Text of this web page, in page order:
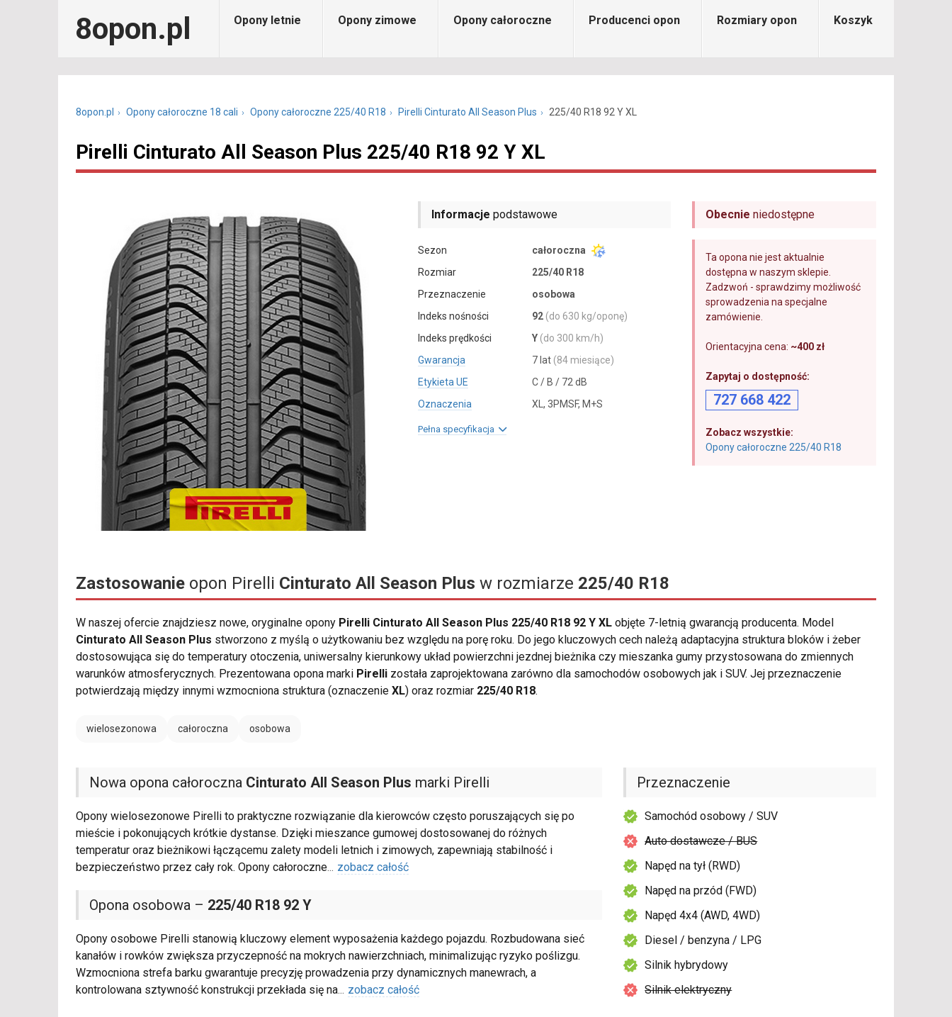
8opon.pl Opony letnie Opony zimowe Opony całoroczne Producenci opon Rozmiary opon Koszyk
8opon.pl Opony całoroczne 18 cali Opony całoroczne 225/40 R18 Pirelli Cinturato All Season Plus 225/40 R18 92 Y XL
Pirelli Cinturato All Season Plus 225/40 R18 92 Y XL
Informacje podstawowe
Sezon
całoroczna
Rozmiar
225/40 R18
Przeznaczenie
osobowa
Indeks nośności
92 (do 630 kg/oponę)
Indeks prędkości
Y (do 300 km/h)
Gwarancja
7 lat (84 miesiące)
Etykieta UE
C / B / 72 dB
Oznaczenia
XL, 3PMSF, M+S
Pełna specyfikacja
Obecnie niedostępne
Ta opona nie jest aktualnie
dostępna w naszym sklepie.
Zadzwoń - sprawdzimy możliwość
sprowadzenia na specjalne
zamówienie.
Orientacyjna cena: ~400 zł
Zapytaj o dostępność:
727 668 422
Zobacz wszystkie:
Opony całoroczne 225/40 R18
Zastosowanie opon Pirelli Cinturato All Season Plus w rozmiarze 225/40 R18
W naszej ofercie znajdziesz nowe, oryginalne opony Pirelli Cinturato All Season Plus 225/40 R18 92 Y XL objęte 7-letnią gwarancją producenta. Model
Cinturato All Season Plus stworzono z myślą o użytkowaniu bez względu na porę roku. Do jego kluczowych cech należą adaptacyjna struktura bloków i żeber
dostosowująca się do temperatury otoczenia, uniwersalny kierunkowy układ powierzchni jezdnej bieżnika czy mieszanka gumy przystosowana do zmiennych
warunków atmosferycznych. Prezentowana opona marki Pirelli została zaprojektowana zarówno dla samochodów osobowych jak i SUV. Jej przeznaczenie
potwierdzają między innymi wzmocniona struktura (oznaczenie XL) oraz rozmiar 225/40 R18.
wielosezonowa całoroczna osobowa
Nowa opona całoroczna Cinturato All Season Plus marki Pirelli
Opony wielosezonowe Pirelli to praktyczne rozwiązanie dla kierowców często poruszających się po
mieście i pokonujących krótkie dystanse. Dzięki mieszance gumowej dostosowanej do różnych
temperatur oraz bieżnikowi łączącemu zalety modeli letnich i zimowych, zapewniają stabilność i
bezpieczeństwo przez cały rok. Opony całoroczne... zobacz całość
Opona osobowa – 225/40 R18 92 Y
Opony osobowe Pirelli stanowią kluczowy element wyposażenia każdego pojazdu. Rozbudowana sieć
kanałów i rowków zwiększa przyczepność na mokrych nawierzchniach, minimalizując ryzyko poślizgu.
Wzmocniona strefa barku gwarantuje precyzję prowadzenia przy dynamicznych manewrach, a
kontrolowana sztywność konstrukcji przekłada się na... zobacz całość
Przeznaczenie
Samochód osobowy / SUV
Auto dostawcze / BUS
Napęd na tył (RWD)
Napęd na przód (FWD)
Napęd 4x4 (AWD, 4WD)
Diesel / benzyna / LPG
Silnik hybrydowy
Silnik elektryczny